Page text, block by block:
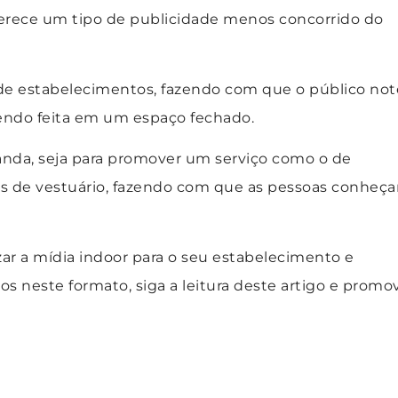
um tipo de publicidade menos concorrido do
estabelecimentos, fazendo com que o público
feita em um espaço fechado.
seja para promover um serviço como o de
de vestuário, fazendo com que as pessoas
a mídia indoor para o seu estabelecimento e
neste formato, siga a leitura deste artigo e